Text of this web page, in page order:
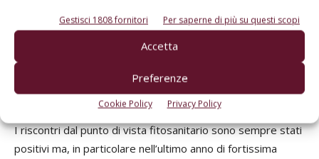
Gestisci 1808 fornitori Per saperne di più su questi scopi
Accetta
Preferenze
Cookie Policy Privacy Policy
«Per quanto riguarda la qualità dei vini e dei mosti abbiamo
ottenuto molto equilibrio per il contenuto zuccherino,
l’acidità e il pH. Su qualche varietà abbiamo notato un
decremento veloce dell’acidità fissa, che ci ha quindi
indotto ad anticipare la raccolta.
I riscontri dal punto di vista fitosanitario sono sempre stati
positivi ma, in particolare nell’ultimo anno di fortissima